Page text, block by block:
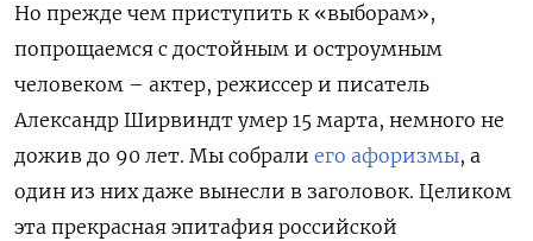
Но прежде чем приступить к «выборам»,
попрощаемся с достойным и остроумным
человеком – актер, режиссер и писатель
Александр Ширвиндт умер 15 марта, немного не
дожив до 90 лет. Мы собрали его афоризмы, а
один из них даже вынесли в заголовок. Целиком
эта прекрасная эпитафия российской